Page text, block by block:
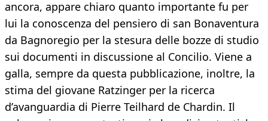
ancora, appare chiaro quanto importante fu per
lui la conoscenza del pensiero di san Bonaventura
da Bagnoregio per la stesura delle bozze di studio
sui documenti in discussione al Concilio. Viene a
galla, sempre da questa pubblicazione, inoltre, la
stima del giovane Ratzinger per la ricerca
d’avanguardia di Pierre Teilhard de Chardin. Il